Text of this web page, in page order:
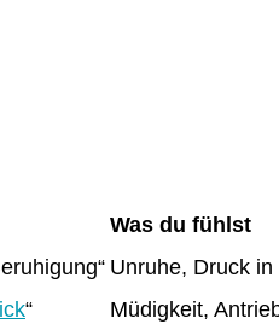
Was du fühlst
Unruhe, Druck
“
Müdigkeit,